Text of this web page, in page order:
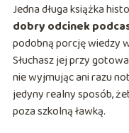
Jedna długa książka
dobry odcinek
podobną porcję wiedzy
Słuchasz jej przy
nie wyjmując ani razu
jedyny realny sposób,
poza szkolną ławką.